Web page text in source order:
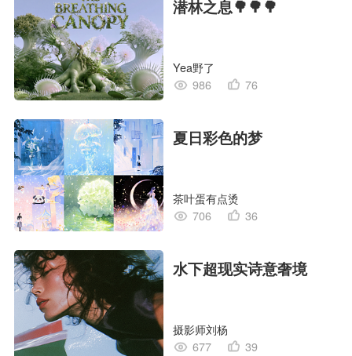
潜林之息🌳🌳🌳
Yea野了
986
76
夏日彩色的梦
茶叶蛋有点烫
706
36
水下超现实诗意奢境
摄影师刘杨
677
39